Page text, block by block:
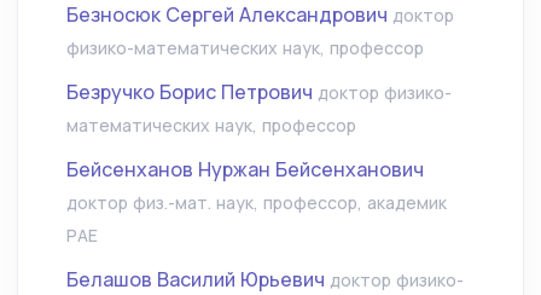
Безносюк Сергей Александрович доктор
физико-математических наук, профессор
Безручко Борис Петрович доктор физико-
математических наук, профессор
Бейсенханов Нуржан Бейсенханович
доктор физ.-мат. наук, профессор, академик
РАЕ
Белашов Василий Юрьевич доктор физико-